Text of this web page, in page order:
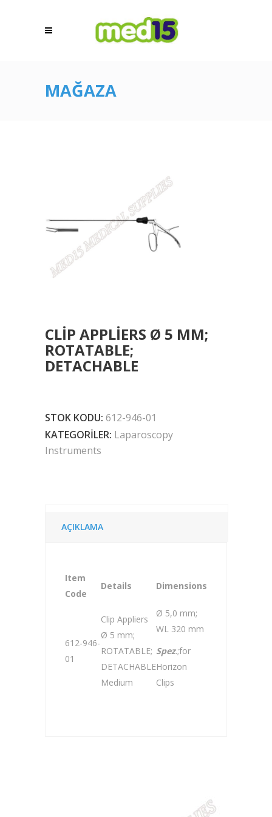
MAĞAZA
CLIP APPLIERS Ø 5 MM;
ROTATABLE;
DETACHABLE
STOK KODU: 612-946-01
KATEGORILER: Laparoscopy
Instruments
AÇIKLAMA
Item
Code
Details Dimensions
612-946-
01
Clip Appliers
Ø 5 mm;
ROTATABLE;
DETACHABLE
Medium
Ø 5,0 mm;
WL 320 mm
Spez.;for
Horizon
Clips